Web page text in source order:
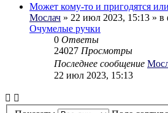
Может кому-то и пригодятся
Мослач » 22 июл 2023, 15:13 » в
Очумелые ручки
0 Ответы
24027 Просмотры
Последнее сообщение
22 июл 2023, 15:13